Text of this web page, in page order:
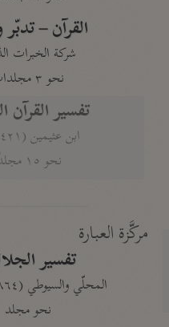
القرآن –
شركة الخبرات
نحو ٣ مجلدات
تفسير القرآن
ابن عثيمين (١٤٢١ هـ)
نحو ١٥ مجلدًا
مركَّزة العبارة
تفسير
المحلّي والسيوطي (٨٦٤، ٩١١ هـ)
نحو مجلد